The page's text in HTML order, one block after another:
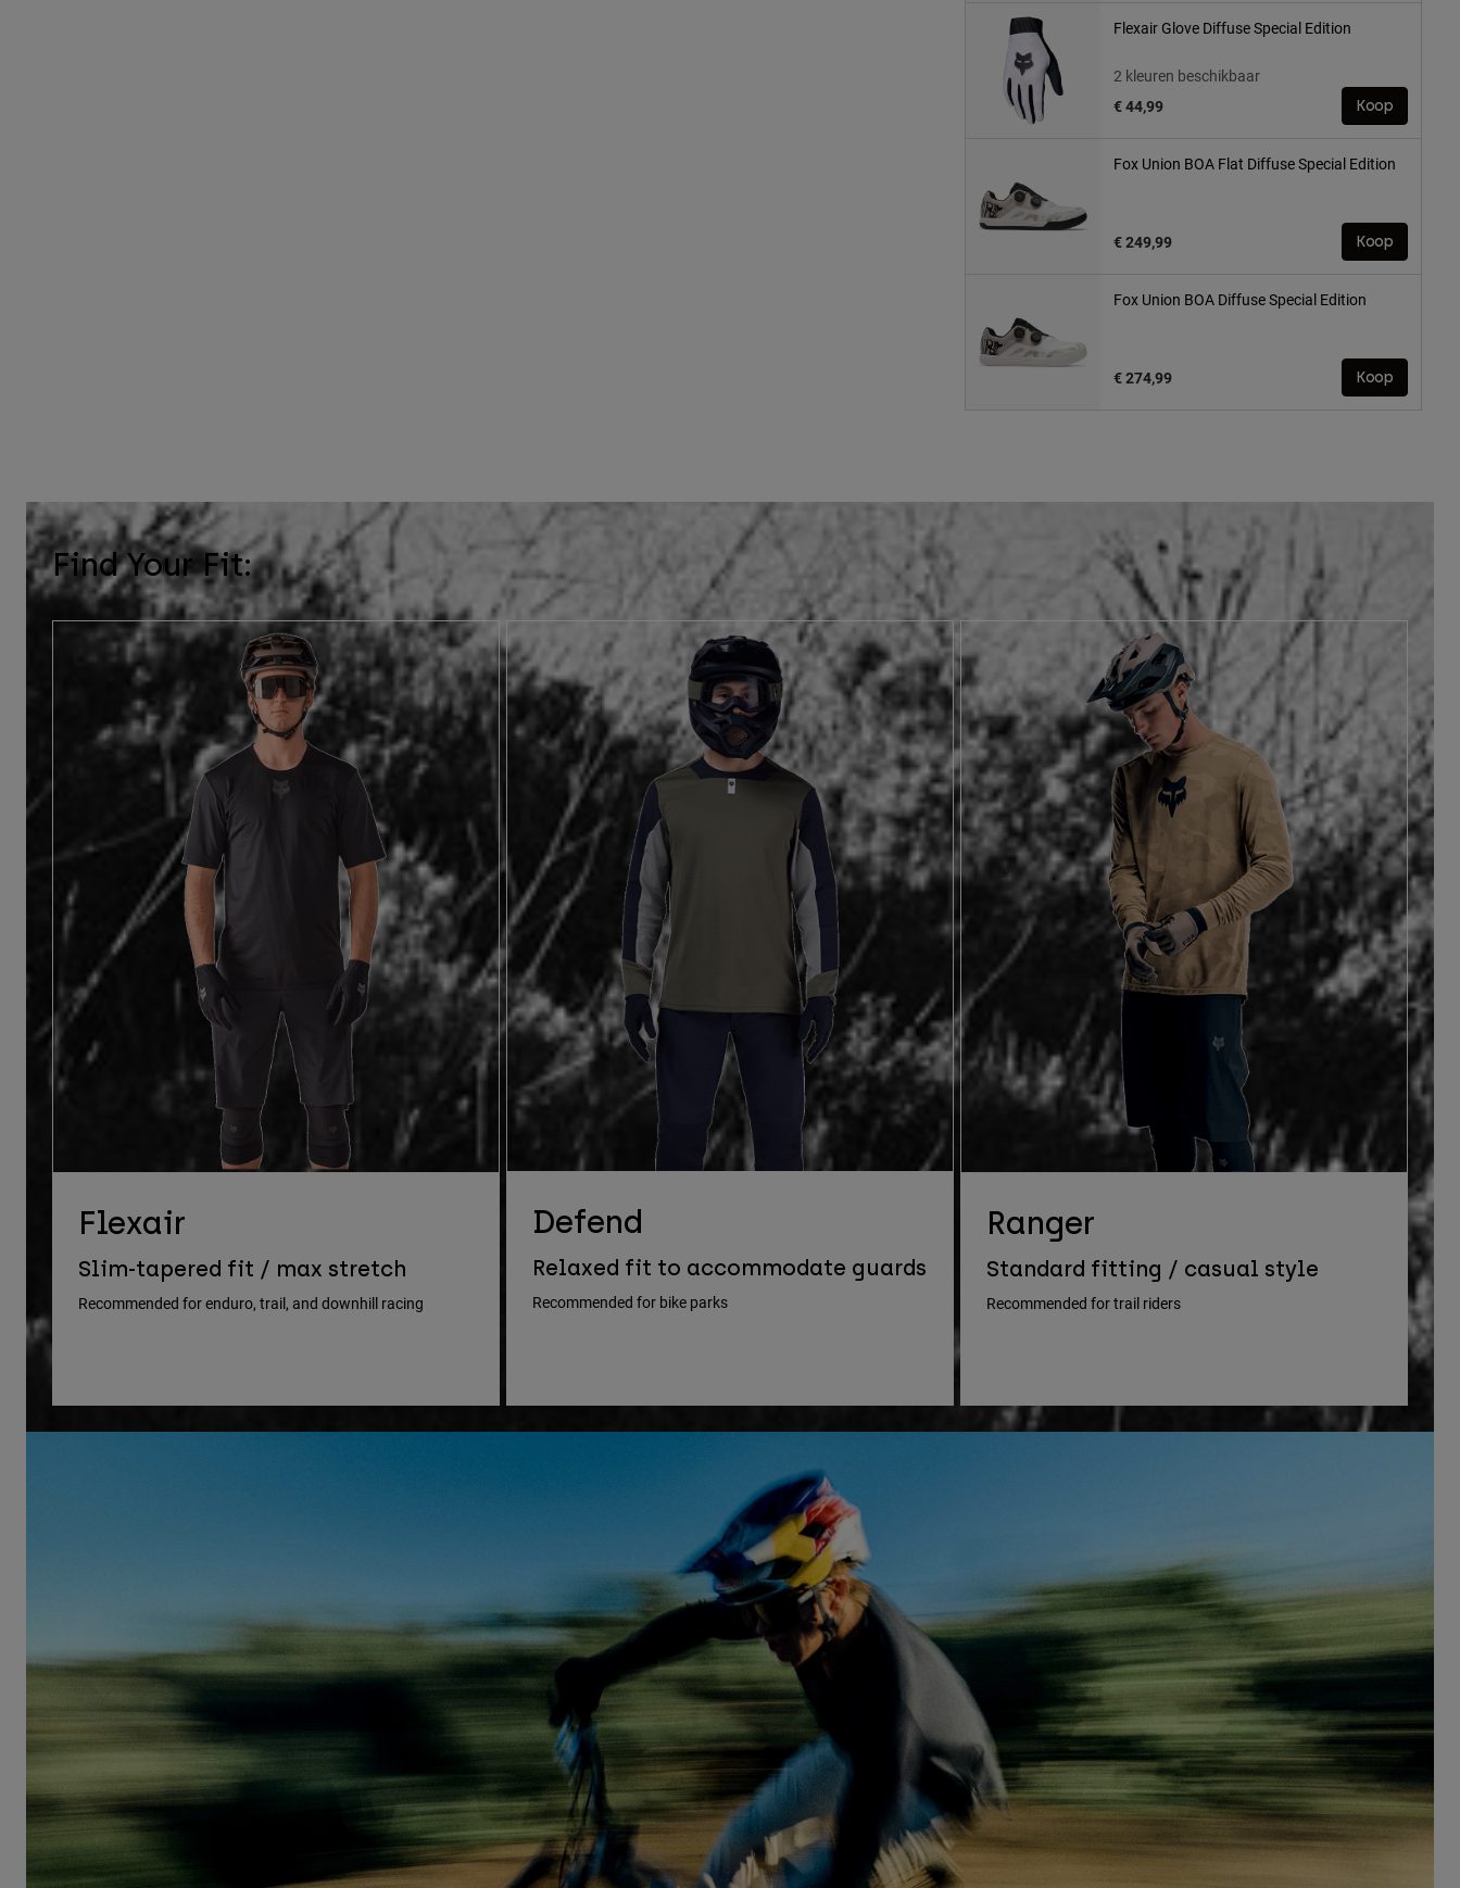
Flexair Glove Diffuse Special Edition
2 kleuren beschikbaar
€ 44,99
Koop
Fox Union BOA Flat Diffuse Special Edition
€ 249,99 Koop
Fox Union BOA Diffuse Special Edition
€ 274,99 Koop
Find Your Fit:
Flexair
Slim-tapered fit / max stretch
Recommended for enduro, trail, and downhill racing
Defend
Relaxed fit to accommodate guards
Recommended for bike parks
Ranger
Standard fitting / casual style
Recommended for trail riders